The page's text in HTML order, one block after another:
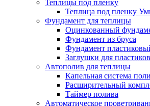
Теплицы под пленку
Теплица под пленку
Фундамент для теплицы
Оцинкованный
Фундамент из бруса
Фундамент
Заглушки для
Автополив для теплицы
Капельная система
Расширительный
Таймер полива
Автоматическое